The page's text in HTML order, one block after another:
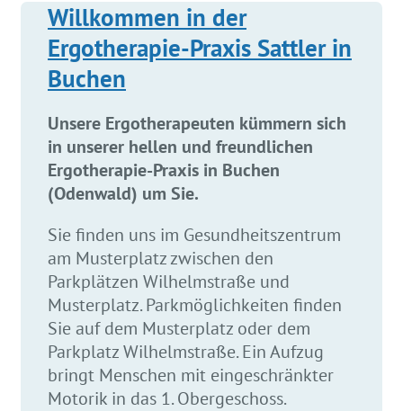
Willkommen in der
Ergotherapie-Praxis Sattler in
Buchen
Unsere Ergotherapeuten kümmern sich
in unserer hellen und freundlichen
Ergotherapie-Praxis in Buchen
(Odenwald) um Sie.
Sie finden uns im Gesundheitszentrum
am Musterplatz zwischen den
Parkplätzen Wilhelmstraße und
Musterplatz. Parkmöglichkeiten finden
Sie auf dem Musterplatz oder dem
Parkplatz Wilhelmstraße. Ein Aufzug
bringt Menschen mit eingeschränkter
Motorik in das 1. Obergeschoss.